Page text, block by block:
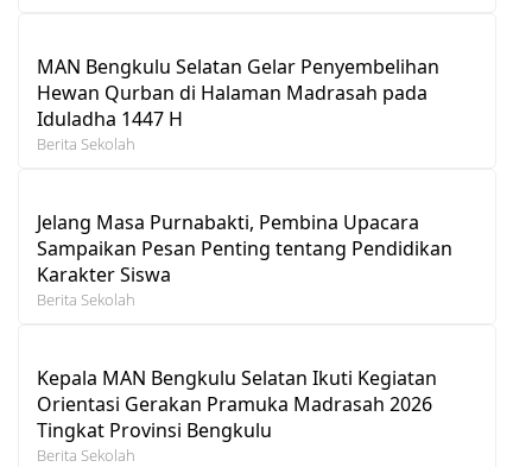
MAN Bengkulu Selatan Gelar Penyembelihan
Hewan Qurban di Halaman Madrasah pada
Iduladha 1447 H
Berita Sekolah
Jelang Masa Purnabakti, Pembina Upacara
Sampaikan Pesan Penting tentang Pendidikan
Karakter Siswa
Berita Sekolah
Kepala MAN Bengkulu Selatan Ikuti Kegiatan
Orientasi Gerakan Pramuka Madrasah 2026
Tingkat Provinsi Bengkulu
Berita Sekolah